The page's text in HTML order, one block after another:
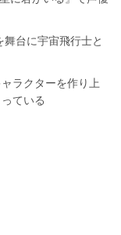
台に宇宙飛行士と
ラクターを作り上
ている